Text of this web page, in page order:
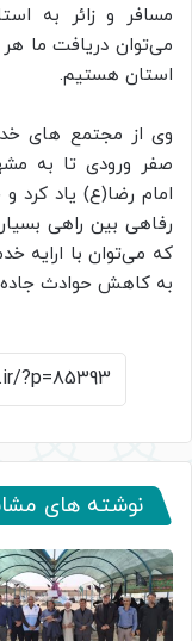
مسافر و زائر به
می‌توان دریافت ما
استان هستیم.
وی از مجتمع های
صفر ورودی تا به
امام رضا(ع) یاد
رفاهی بین راهی
که می‌توان با ارایه
به کاهش حوادث
نوشته های